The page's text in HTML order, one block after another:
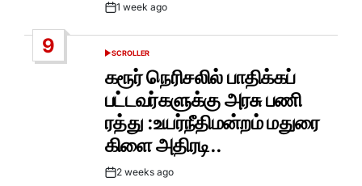
Post1 week ago
9
POSTED
SCROLLER
கரூர் நெரிசலில் பாதிக்கப்
பட்டவர்களுக்கு அரசு பணி
ரத்து :உயர்நீதிமன்றம் மதுரை
கிளை அதிரடி..
Post2 weeks ago